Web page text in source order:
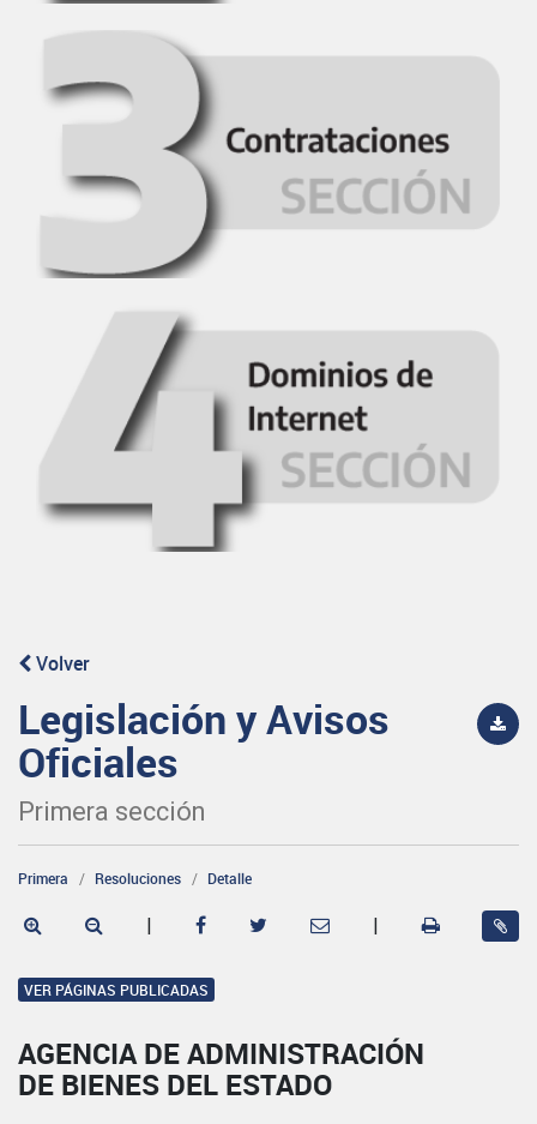
Volver
Legislación y Avisos
Oficiales
Primera sección
Primera Resoluciones Detalle
| |
VER PÁGINAS PUBLICADAS
AGENCIA DE ADMINISTRACIÓN
DE BIENES DEL ESTADO